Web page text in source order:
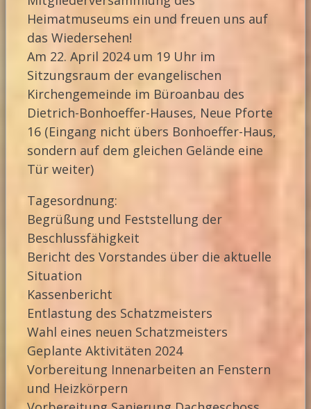
Heimatmuseums ein und freuen uns auf
das Wiedersehen!
Am 22. April 2024 um 19 Uhr im
Sitzungsraum der evangelischen
Kirchengemeinde im Büroanbau des
Dietrich-Bonhoeffer-Hauses, Neue Pforte
16 (Eingang nicht übers Bonhoeffer-Haus,
sondern auf dem gleichen Gelände eine
Tür weiter)
Tagesordnung:
Begrüßung und Feststellung der
Beschlussfähigkeit
Bericht des Vorstandes über die aktuelle
Situation
Kassenbericht
Entlastung des Schatzmeisters
Wahl eines neuen Schatzmeisters
Geplante Aktivitäten 2024
Vorbereitung Innenarbeiten an Fenstern
und Heizkörpern